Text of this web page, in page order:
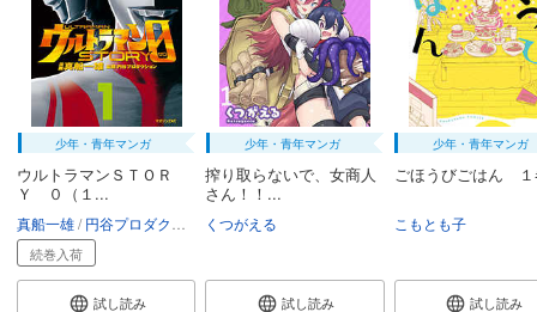
少年・青年マンガ
ウルトラマンＳＴＯＲ
Ｙ ０（１...
真船一雄 円谷プロダクション
続巻入荷
試し読み
少年・青年マンガ
搾り取らないで、女商人
さん！！...
くつがえる
試し読み
少年・青年マンガ
ごほうびごはん
こもとも子
試し読み